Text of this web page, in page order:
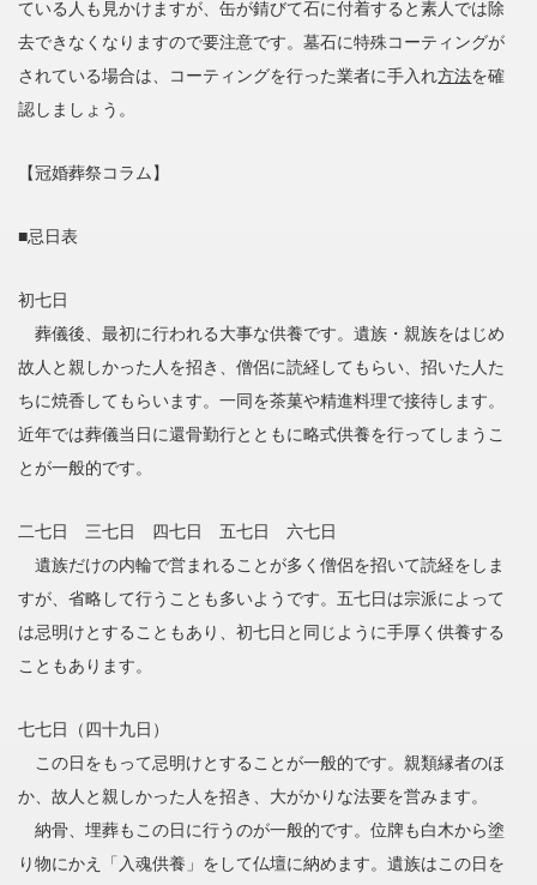
ている人も見かけますが、缶が錆びて石に付着すると素人では除
去できなくなりますので要注意です。墓石に特殊コーティングが
されている場合は、コーティングを行った業者に手入れ方法を確
認しましょう。
【冠婚葬祭コラム】
■忌日表
初七日
葬儀後、最初に行われる大事な供養です。遺族・親族をはじめ
故人と親しかった人を招き、僧侶に読経してもらい、招いた人た
ちに焼香してもらいます。一同を茶菓や精進料理で接待します。
近年では葬儀当日に還骨勤行とともに略式供養を行ってしまうこ
とが一般的です。
二七日 三七日 四七日 五七日 六七日
遺族だけの内輪で営まれることが多く僧侶を招いて読経をしま
すが、省略して行うことも多いようです。五七日は宗派によって
は忌明けとすることもあり、初七日と同じように手厚く供養する
こともあります。
七七日（四十九日）
この日をもって忌明けとすることが一般的です。親類縁者のほ
か、故人と親しかった人を招き、大がかりな法要を営みます。
納骨、埋葬もこの日に行うのが一般的です。位牌も白木から塗
り物にかえ「入魂供養」をして仏壇に納めます。遺族はこの日を